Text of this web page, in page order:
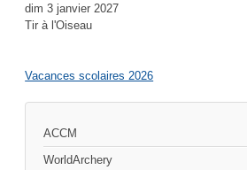
dim 3 janvier 2027
Tir à l'Oiseau
Vacances scolaires 2026
ACCM
WorldArchery